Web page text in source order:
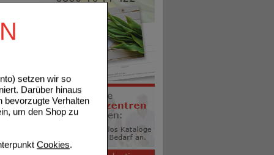
setzen wir so
Darüber hinaus
bevorzugte Verhalten
um den Shop zu
Cookies.
erfolgt